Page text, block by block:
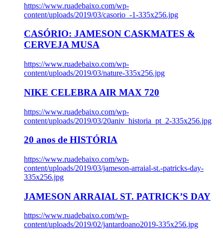
https://www.ruadebaixo.com/wp-
content/uploads/2019/03/casorio_-1-335x256.jpg
CASÓRIO: JAMESON CASKMATES &
CERVEJA MUSA
https://www.ruadebaixo.com/wp-
content/uploads/2019/03/nature-335x256.jpg
NIKE CELEBRA AIR MAX 720
https://www.ruadebaixo.com/wp-
content/uploads/2019/03/20aniv_historia_pt_2-335x256.jpg
20 anos de HISTÓRIA
https://www.ruadebaixo.com/wp-
content/uploads/2019/03/jameson-arraial-st.-patricks-day-
335x256.jpg
JAMESON ARRAIAL ST. PATRICK’S DAY
https://www.ruadebaixo.com/wp-
content/uploads/2019/02/jantardoano2019-335x256.jpg